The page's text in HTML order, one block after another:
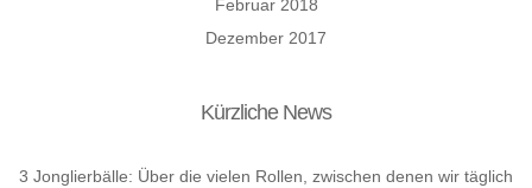
Februar 2018
Dezember 2017
Kürzliche News
3 Jonglierbälle: Über die vielen Rollen, zwischen denen wir täglich